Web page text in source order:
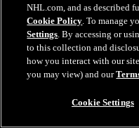
Vitaj späť na Floride,
NHL.com, and as described
Cookie Policy. To manage
Settings. By accessing or
to this collection and
how you interact with our
you may view) and our
Cookie Settings